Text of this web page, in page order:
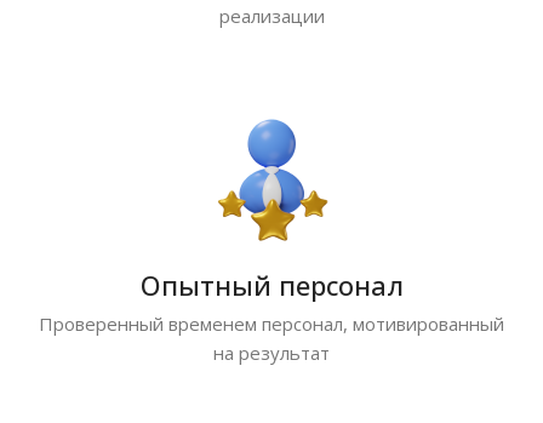
реализации
Опытный персонал
Проверенный временем персонал, мотивированный
на результат